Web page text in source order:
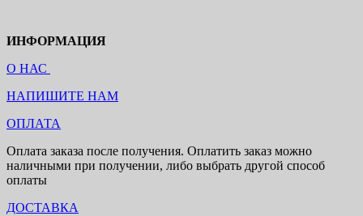
ИНФОРМАЦИЯ
О НАС
НАПИШИТЕ НАМ
ОПЛАТА
Оплата заказа после получения. Оплатить заказ можно
наличными при получении, либо выбрать другой способ
оплаты
ДОСТАВКА